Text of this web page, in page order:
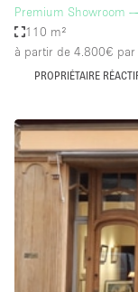
Étal de Marché
Accès aux
Air
Animals
Ascenseur
Cabines
Premium Showroom
110 m²
à partir de 4.800€ par
PROPRIÉTAIRE